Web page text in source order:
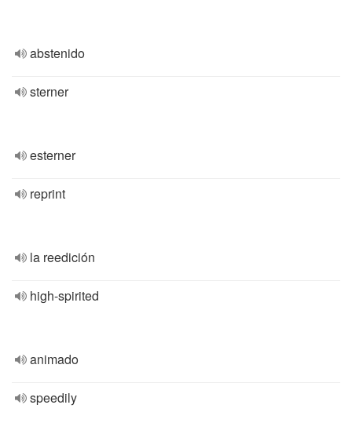
abstenido
sterner
esterner
reprint
la reedición
high-spirited
animado
speedily